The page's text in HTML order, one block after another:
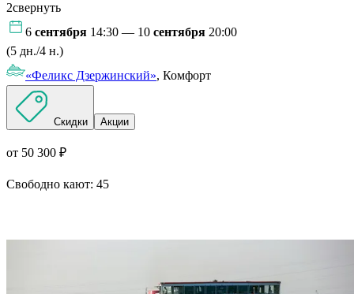
2свернуть
6 сентября 14:30 — 10 сентября 20:00
(5 дн./4 н.)
«Феликс Дзержинский», Комфорт
Скидки Акции
от 50 300 ₽
Свободно кают: 45